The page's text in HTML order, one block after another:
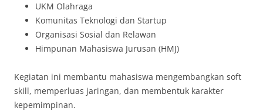
UKM Olahraga
Komunitas Teknologi dan Startup
Organisasi Sosial dan Relawan
Himpunan Mahasiswa Jurusan (HMJ)
Kegiatan ini membantu mahasiswa mengembangkan soft
skill, memperluas jaringan, dan membentuk karakter
kepemimpinan.